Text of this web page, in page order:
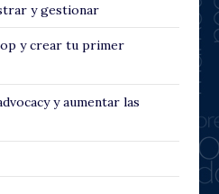
y gestionar
y crear tu primer
y aumentar las